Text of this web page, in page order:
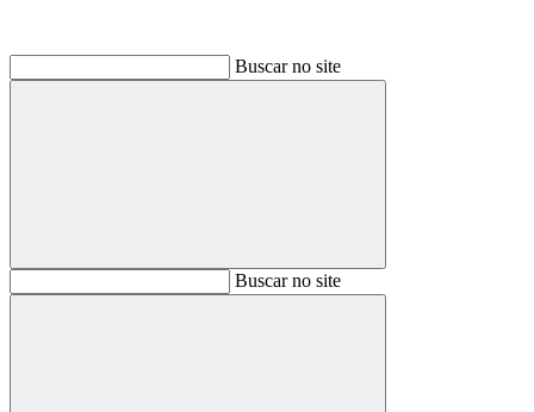
Buscar no site
BuscarBuscar no site